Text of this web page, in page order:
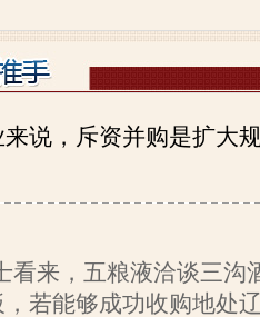
，斥资并购是扩大规
看来，五粮液洽谈三沟
若能够成功收购地处